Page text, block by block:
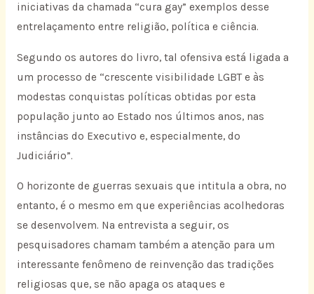
iniciativas da chamada “cura gay” exemplos desse
entrelaçamento entre religião, política e ciência.
Segundo os autores do livro, tal ofensiva está ligada a
um processo de “crescente visibilidade LGBT e às
modestas conquistas políticas obtidas por esta
população junto ao Estado nos últimos anos, nas
instâncias do Executivo e, especialmente, do
Judiciário”.
O horizonte de guerras sexuais que intitula a obra, no
entanto, é o mesmo em que experiências acolhedoras
se desenvolvem. Na entrevista a seguir, os
pesquisadores chamam também a atenção para um
interessante fenômeno de reinvenção das tradições
religiosas que, se não apaga os ataques e